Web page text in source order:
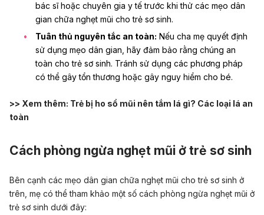
bác sĩ hoặc chuyên gia y tế trước khi thử các mẹo dân
gian chữa nghẹt mũi cho trẻ sơ sinh.
Tuân thủ nguyên tắc an toàn: Nếu cha mẹ quyết định
sử dụng mẹo dân gian, hãy đảm bảo rằng chúng an
toàn cho trẻ sơ sinh. Tránh sử dụng các phương pháp
có thể gây tổn thương hoặc gây nguy hiểm cho bé.
>> Xem thêm: Trẻ bị ho sổ mũi nên tắm lá gì? Các loại lá an
toàn
Cách phòng ngừa nghẹt mũi ở trẻ sơ sinh
Bên cạnh các mẹo dân gian chữa nghẹt mũi cho trẻ sơ sinh ở
trên, mẹ có thể tham khảo một số cách phòng ngừa nghẹt mũi ở
trẻ sơ sinh dưới đây: